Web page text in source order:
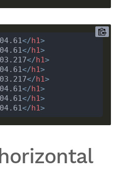
</h1>
</h1>
</h1>
</h1>
</h1>
</h1>
</h1>
</h1>